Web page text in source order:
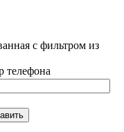
с фильтром из
телефона